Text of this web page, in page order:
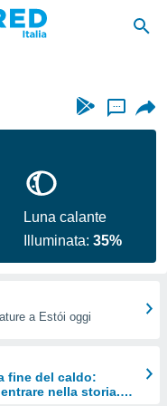
...
Luna calante
Illuminata:35%
a Estói oggi
fine del caldo:
nella storia.